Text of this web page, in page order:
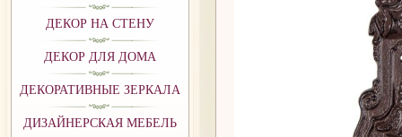
ДЕКОР НА СТЕНУ
ДЕКОР ДЛЯ ДОМА
ДЕКОРАТИВНЫЕ ЗЕРКАЛА
ДИЗАЙНЕРСКАЯ МЕБЕЛЬ